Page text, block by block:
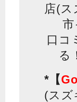
店(ス
口コ
る
*【
(スズ